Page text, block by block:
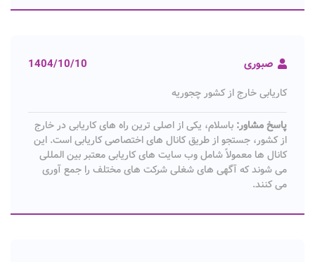
صبوری 1404/10/10
کاریابی خارج از کشور چجوریه
پاسخ مشاور: باسلام، یکی از اصلی ترین راه های کاریابی در خارج
از کشور، جستجو از طریق کانال های اختصاصی کاریابی است. این
کانال ها معمولاً شامل وب سایت های کاریابی معتبر بین المللی
می شوند که آگهی های شغلی شرکت های مختلف را جمع آوری
می کنند.